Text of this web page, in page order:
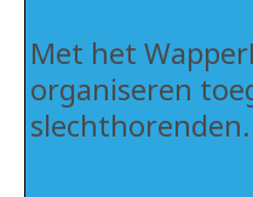
Met het
organiseren
slechthorenden.